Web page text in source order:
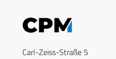
Carl-Zeiss-Straße 5